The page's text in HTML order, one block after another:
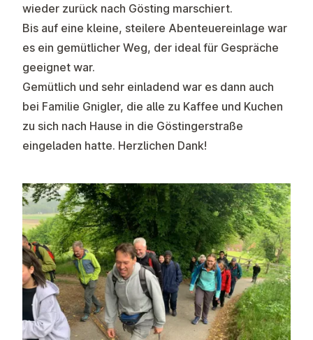
wieder zurück nach Gösting marschiert.
Bis auf eine kleine, steilere Abenteuereinlage war
es ein gemütlicher Weg, der ideal für Gespräche
geeignet war.
Gemütlich und sehr einladend war es dann auch
bei Familie Gnigler, die alle zu Kaffee und Kuchen
zu sich nach Hause in die Göstingerstraße
eingeladen hatte. Herzlichen Dank!